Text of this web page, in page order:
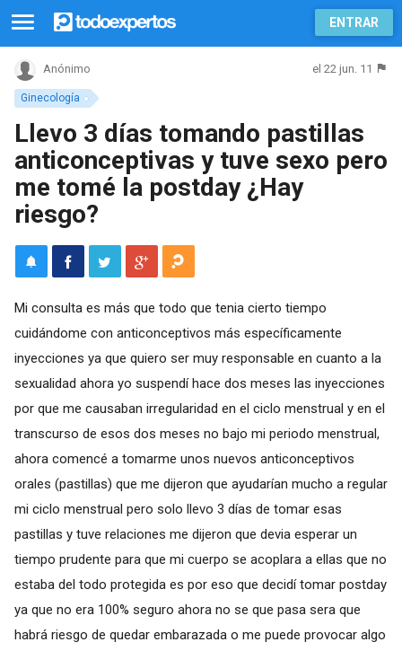
ENTRAR
Ginecología
Anónimo el 22 jun. 11
Llevo 3 días tomando pastillas
anticonceptivas y tuve sexo pero
me tomé la postday ¿Hay
riesgo?
Mi consulta es más que todo que tenia cierto tiempo
cuidándome con anticonceptivos más específicamente
inyecciones ya que quiero ser muy responsable en cuanto a la
sexualidad ahora yo suspendí hace dos meses las inyecciones
por que me causaban irregularidad en el ciclo menstrual y en el
transcurso de esos dos meses no bajo mi periodo menstrual,
ahora comencé a tomarme unos nuevos anticonceptivos
orales (pastillas) que me dijeron que ayudarían mucho a regular
mi ciclo menstrual pero solo llevo 3 días de tomar esas
pastillas y tuve relaciones me dijeron que devia esperar un
tiempo prudente para que mi cuerpo se acoplara a ellas que no
estaba del todo protegida es por eso que decidí tomar postday
ya que no era 100% seguro ahora no se que pasa sera que
habrá riesgo de quedar embarazada o me puede provocar algo